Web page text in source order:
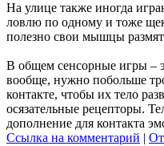
На улице также иногда
ловлю по одному и тоже
полезно свои мышцы
В общем сенсорные игры –
вообще, нужно побольше
контакте, чтобы их тело
осязательные рецепторы.
дополнение для контакта
Ссылка на комментарий